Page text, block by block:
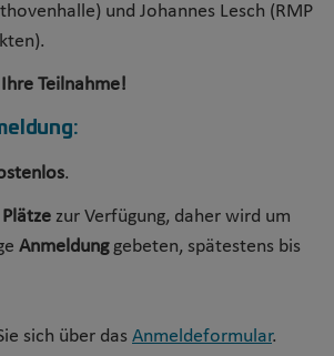
und Johannes Lesch (RMP
Teilnahme!
.
zur Verfügung, daher wird um
Anmeldunggebeten, spätestens bis
sich über das Anmeldeformular.